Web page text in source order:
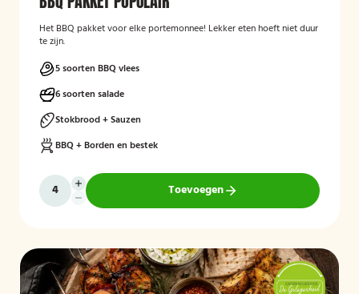
Het BBQ pakket voor elke portemonnee! Lekker eten hoeft niet duur
te zijn.
5 soorten BBQ vlees
6 soorten salade
Stokbrood + Sauzen
BBQ + Borden en bestek
Toevoegen